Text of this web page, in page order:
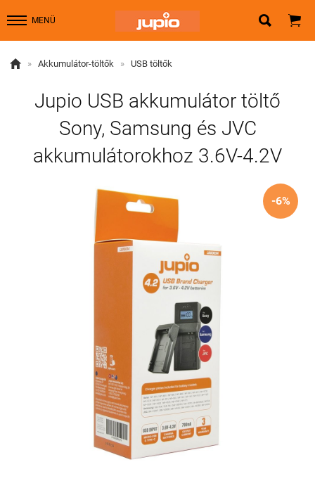
MENÜ  
 » Akkumulátor-töltők » USB töltők
Jupio USB akkumulátor töltő
Sony, Samsung és JVC
akkumulátorokhoz 3.6V-4.2V
-6%